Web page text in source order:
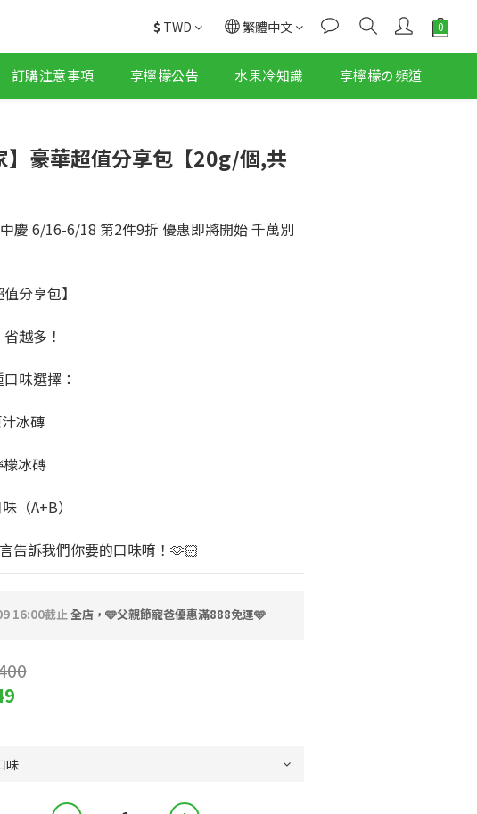
$ TWD 繁體中文
訂購注意事項 享檸檬公告 水果冷知識 享檸檬の頻道
】豪華超值分享包【20g/個,共
慶 6/16-6/18 第2件9折 優惠即將開始 千萬別
值分享包】
越多！
味選擇：
冰磚
冰磚
（A+B）
告訴我們你要的口味唷！🫶🏻
16:00截止全店，🩵父親節寵爸優惠滿888免運🩵